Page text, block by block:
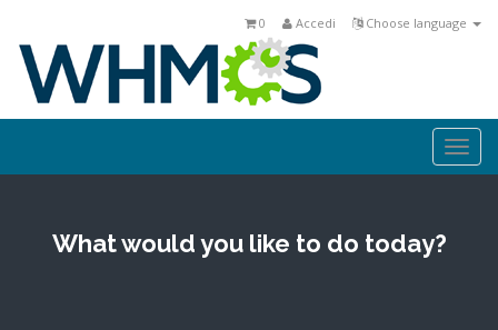
Choose language
Accedi
0
What would you like to do today?